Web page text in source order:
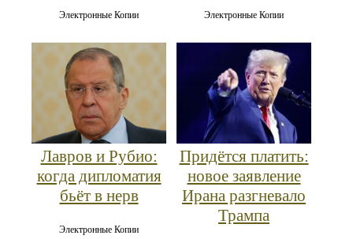
Электронные Копии Электронные Копии
Лавров и Рубио:
когда дипломатия
бьёт в нерв
Электронные Копии
Придётся платить:
новое заявление
Ирана разгневало
Трампа